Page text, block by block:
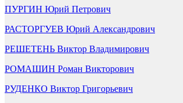
ПУРГИН Юрий Петрович
РАСТОРГУЕВ Юрий Александрович
РЕШЕТЕНЬ Виктор Владимирович
РОМАШИН Роман Викторович
РУДЕНКО Виктор Григорьевич